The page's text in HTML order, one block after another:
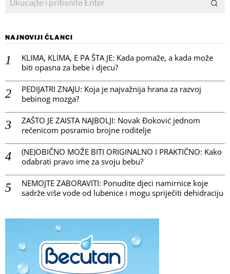
NAJNOVIJI ČLANCI
KLIMA, KLIMA, E PA ŠTA JE: Kada pomaže, a kada može
biti opasna za bebe i djecu?
PEDIJATRI ZNAJU: Koja je najvažnija hrana za razvoj
bebinog mozga?
ZAŠTO JE ZAISTA NAJBOLJI: Novak Đoković jednom
rečenicom posramio brojne roditelje
(NE)OBIČNO MOŽE BITI ORIGINALNO I PRAKTIČNO: Kako
odabrati pravo ime za svoju bebu?
NEMOJTE ZABORAVITI: Ponudite djeci namirnice koje
sadrže više vode od lubenice i mogu spriječiti dehidraciju